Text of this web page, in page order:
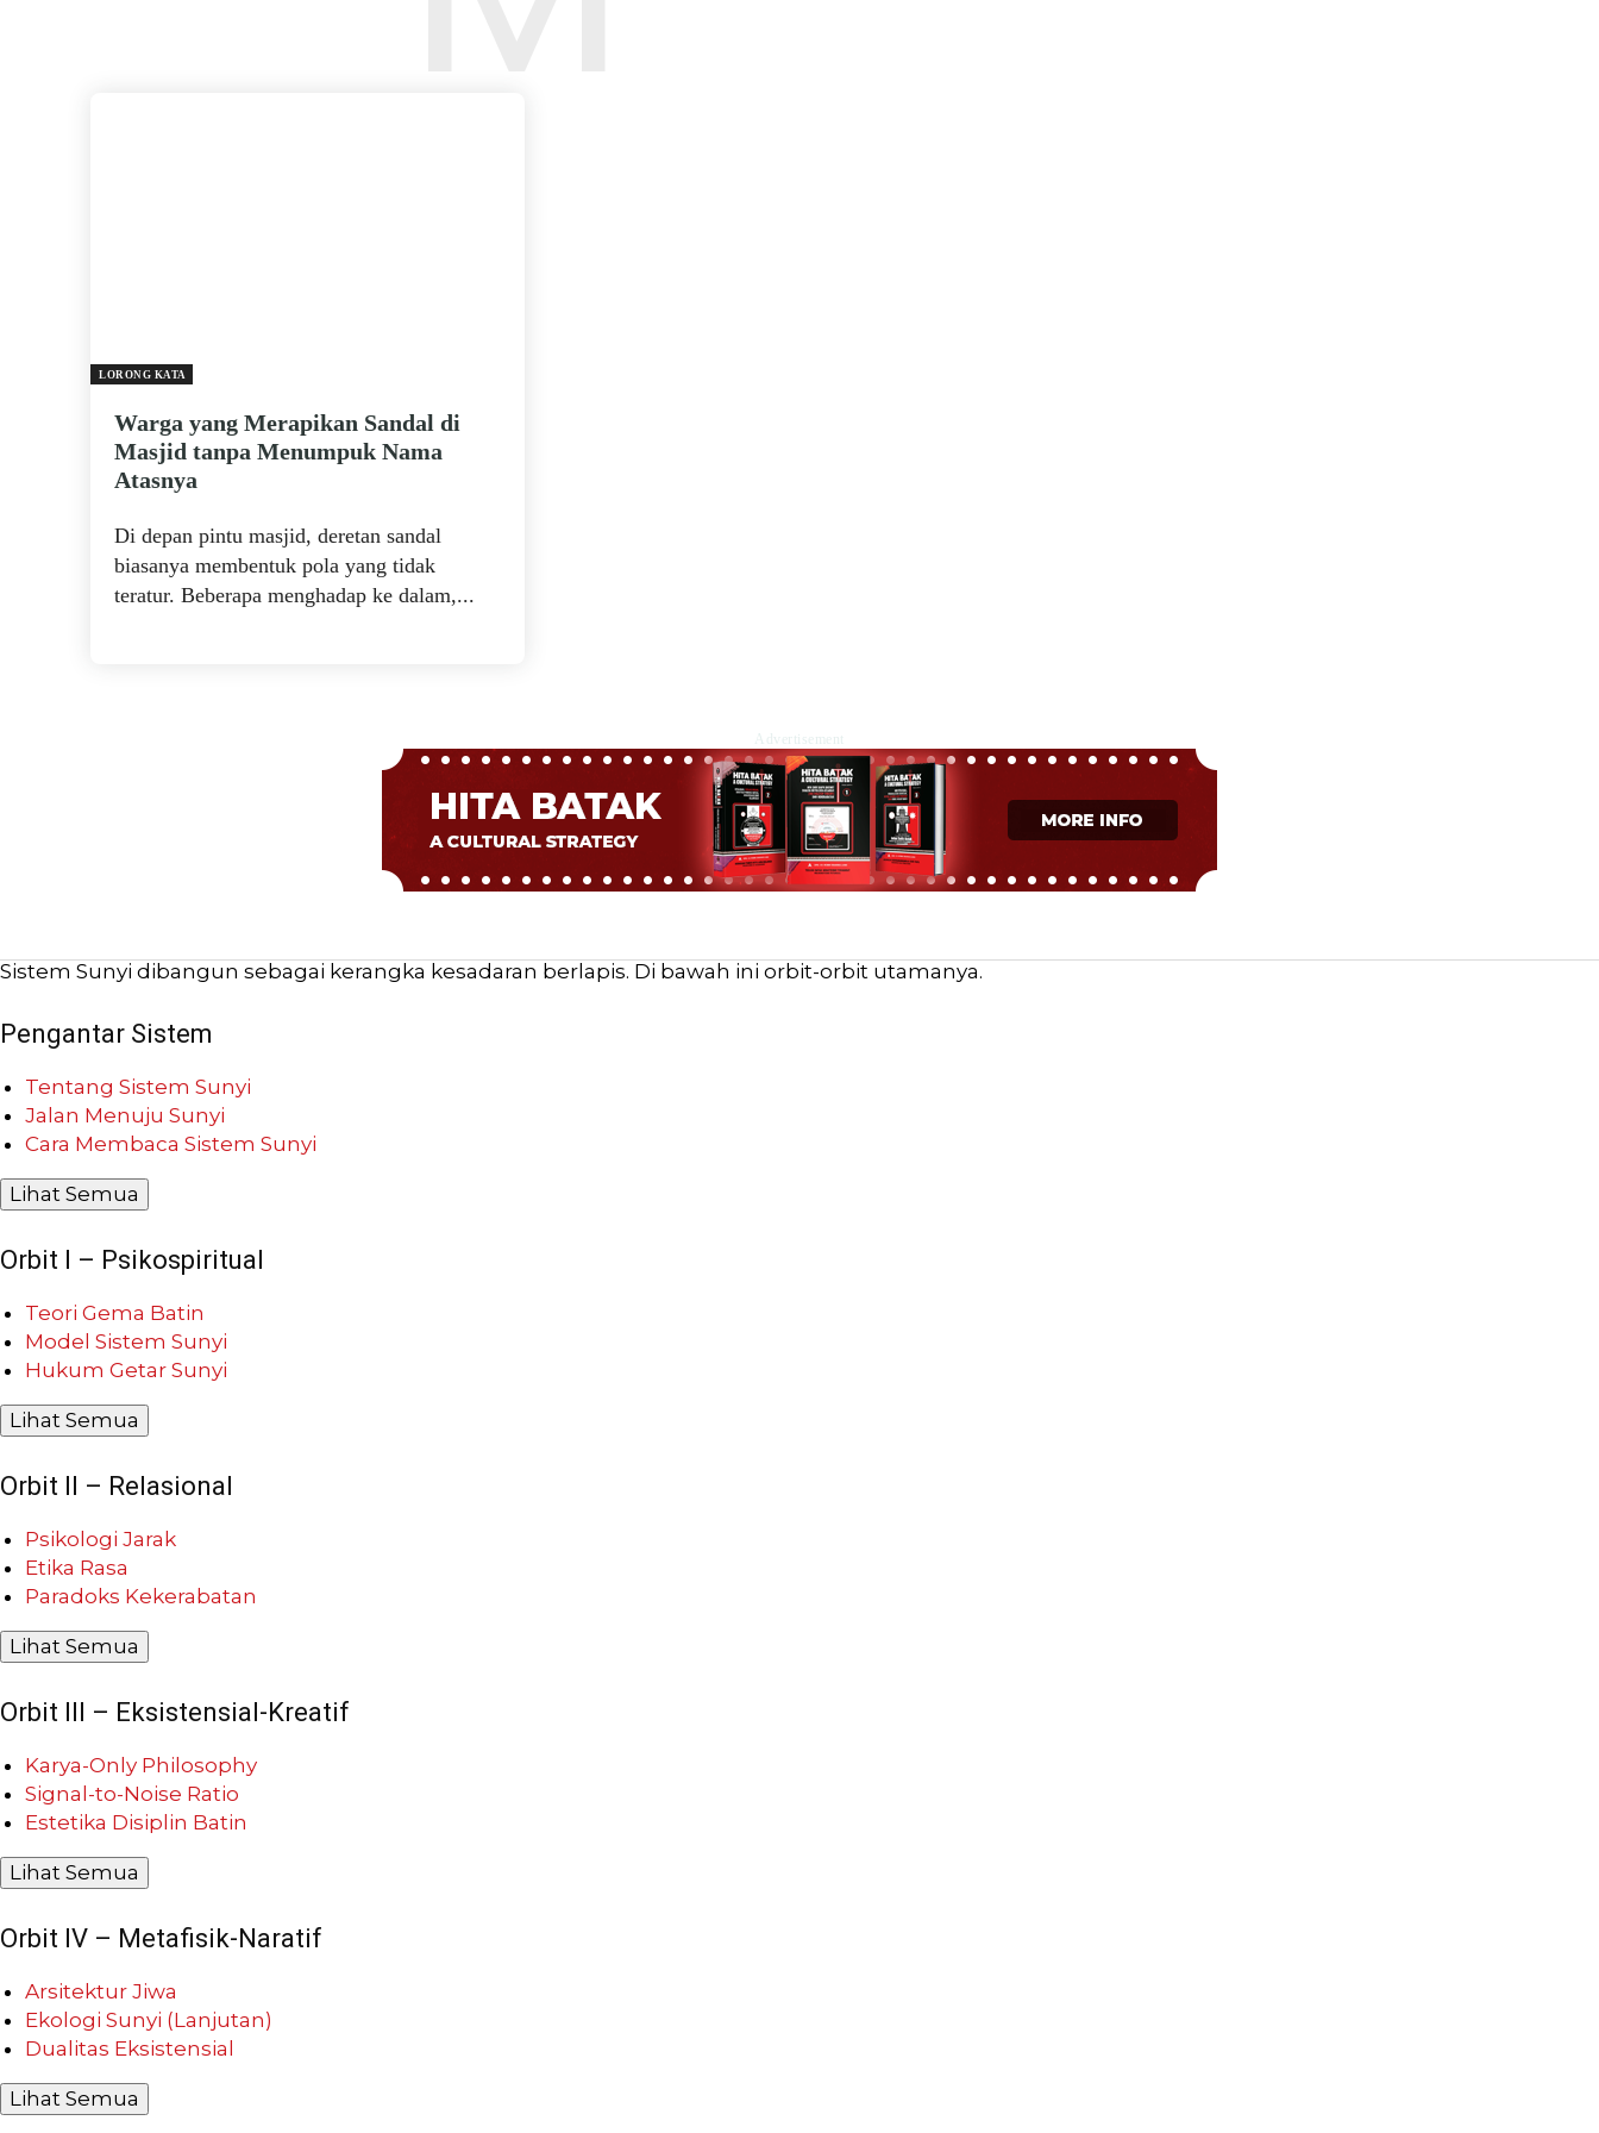
LORONG KATA
Warga yang Merapikan Sandal di
Masjid tanpa Menumpuk Nama
Atasnya
Di depan pintu masjid, deretan sandal
biasanya membentuk pola yang tidak
teratur. Beberapa menghadap ke dalam,...
Advertisement
Sistem Sunyi dibangun sebagai kerangka kesadaran berlapis. Di bawah ini orbit-orbit utamanya.
Pengantar Sistem
Tentang Sistem Sunyi
Jalan Menuju Sunyi
Cara Membaca Sistem Sunyi
Lihat Semua
Orbit I – Psikospiritual
Teori Gema Batin
Model Sistem Sunyi
Hukum Getar Sunyi
Lihat Semua
Orbit II – Relasional
Psikologi Jarak
Etika Rasa
Paradoks Kekerabatan
Lihat Semua
Orbit III – Eksistensial-Kreatif
Karya-Only Philosophy
Signal-to-Noise Ratio
Estetika Disiplin Batin
Lihat Semua
Orbit IV – Metafisik-Naratif
Arsitektur Jiwa
Ekologi Sunyi (Lanjutan)
Dualitas Eksistensial
Lihat Semua